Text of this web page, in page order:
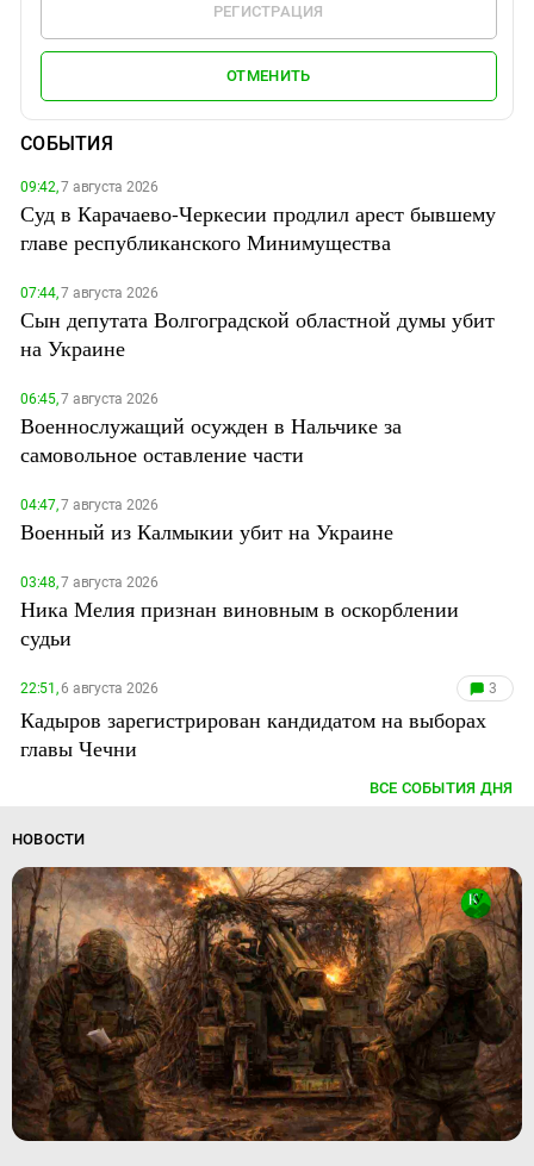
РЕГИСТРАЦИЯ
ОТМЕНИТЬ
СОБЫТИЯ
09:42,7 августа 2026
Суд в Карачаево-Черкесии продлил арест бывшему
главе республиканского Минимущества
07:44,7 августа 2026
Сын депутата Волгоградской областной думы убит
на Украине
06:45,7 августа 2026
Военнослужащий осужден в Нальчике за
самовольное оставление части
04:47,7 августа 2026
Военный из Калмыкии убит на Украине
03:48,7 августа 2026
Ника Мелия признан виновным в оскорблении
судьи
22:51,6 августа 2026 3
Кадыров зарегистрирован кандидатом на выборах
главы Чечни
ВСЕ СОБЫТИЯ ДНЯ
НОВОСТИ